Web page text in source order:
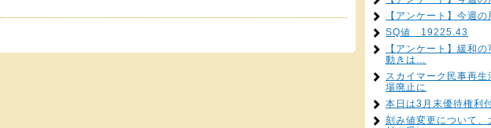
【アンケート】今週の
SQ値 19225.43
【アンケート】緩和
動きは…
スカイマーク民事再
場廃止に
本日は3月末優待権利
刻み値変更について、